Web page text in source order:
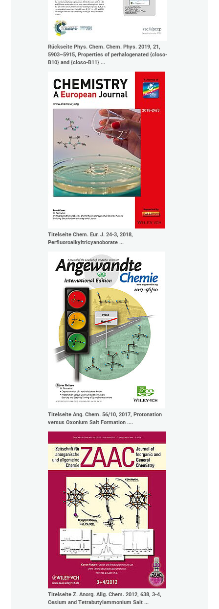
Rückseite Phys. Chem. Chem. Phys. 2019, 21,
5903–5915, Properties of perhalogenated {closo-
B10} and {closo-B11} ...
Titelseite Chem. Eur. J. 24-3, 2018,
Perfluoroalkyltricyanoborate ...
Titelseite Ang. Chem. 56/10, 2017, Protonation
versus Oxonium Salt Formation ....
Titelseite Z. Anorg. Allg. Chem. 2012, 638, 3‐4,
Cesium and Tetrabutylammonium Salt ...